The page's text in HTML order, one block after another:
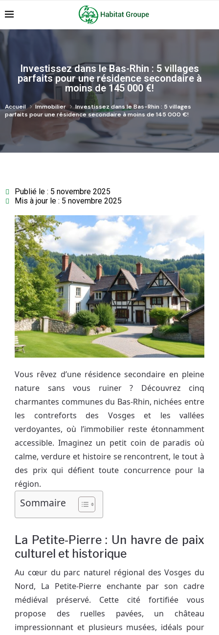
Investissez dans le Bas-Rhin : 5 villages
parfaits pour une résidence secondaire à
moins de 145 000 €!
Accueil Immobilier
Investissez dans le Bas-Rhin : 5 villages
parfaits pour une résidence secondaire à moins de 145 000 €!
Publié le : 5 novembre 2025
Mis à jour le : 5 novembre 2025
Vous rêvez d’une résidence secondaire en pleine
nature sans vous ruiner ? Découvrez cinq
charmantes communes du Bas-Rhin, nichées entre
les contreforts des Vosges et les vallées
verdoyantes, où l’immobilier reste étonnamment
accessible. Imaginez un petit coin de paradis où
calme, verdure et histoire se rencontrent, le tout à
des prix qui défient toute concurrence pour la
région.
Sommaire
La Petite-Pierre : Un havre de paix
culturel et historique
Au cœur du parc naturel régional des Vosges du
Nord, La Petite-Pierre enchante par son cadre
médiéval préservé. Cette cité fortifiée vous
propose des ruelles pavées, un château
impressionnant et plusieurs musées, idéals pour